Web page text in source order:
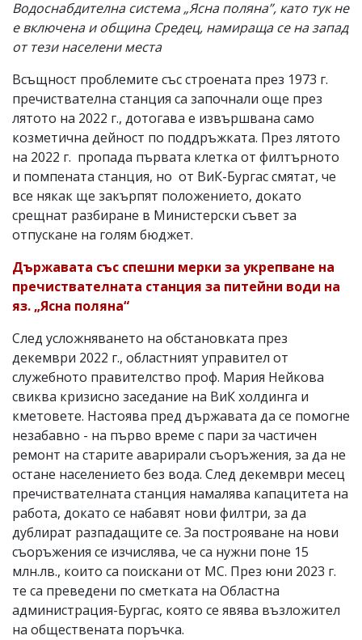
Водоснабдителна система „Ясна поляна”, като тук не
е включена и община Средец, намираща се на запад
от тези населени места
Всъщност проблемите със строената през 1973 г.
пречиствателна станция са започнали още през
лятото на 2022 г., дотогава е извършвана само
козметична дейност по поддръжката. През лятото
на 2022 г. пропада първата клетка от филтърното
и помпената станция, но от ВиК-Бургас смятат, че
все някак ще закърпят положението, докато
срещнат разбиране в Министерски съвет за
отпускане на голям бюджет.
Държавата със спешни мерки за укрепване на
пречиствателната станция за питейни води на
яз. „Ясна поляна“
След усложняването на обстановката през
декември 2022 г., областният управител от
служебното правителство проф. Мария Нейкова
свиква кризисно заседание на ВиК холдинга и
кметовете. Настоява пред държавата да се помогне
незабавно - на първо време с пари за частичен
ремонт на старите аварирали съоръжения, за да не
остане населението без вода. След декември месец
пречиствателната станция намалява капацитета на
работа, докато се набавят нови филтри, за да
дублират разпадащите се. За построяване на нови
съоръжения се изчислява, че са нужни поне 15
млн.лв., които са поискани от МС. През юни 2023 г.
те са преведени по сметката на Областна
администрация-Бургас, която се явява възложител
на обществената поръчка.